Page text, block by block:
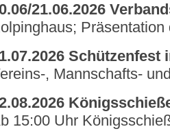
21.06.2026
Präsentation
Schützenfest
, Mannschafts-
15:00 Uhr